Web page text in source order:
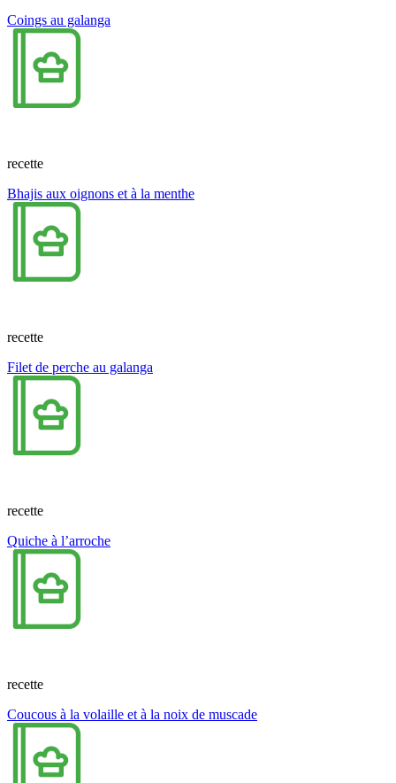
Coings au galanga
recette
Bhajis aux oignons et à la menthe
recette
Filet de perche au galanga
recette
Quiche à l’arroche
recette
Coucous à la volaille et à la noix de muscade